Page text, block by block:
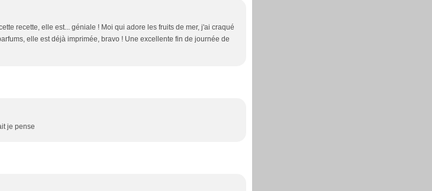
recette, elle est... géniale ! Moi qui adore les fruits de mer, j'ai craqué
elle est déjà imprimée, bravo ! Une excellente fin de journée de
je pense